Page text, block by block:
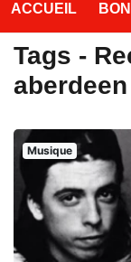
ACCUEIL
Tags -
Musique